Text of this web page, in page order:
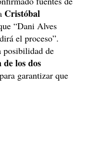
Cristóbal
“Dani Alves
el proceso”.
posibilidad de
los dos
para garantizar que